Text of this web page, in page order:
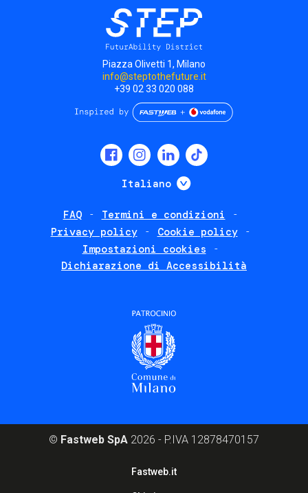
Piazza Olivetti 1, Milano
info@steptothefuture.it
+39 02 33 020 088
Italiano Mostra ulteriori
FAQ
Termini e condizioni
Privacy policy
Cookie policy
Impostazioni cookies
Dichiarazione di Accessibilità
© Fastweb SpA 2026 - P.IVA 12878470157
Fastweb.it